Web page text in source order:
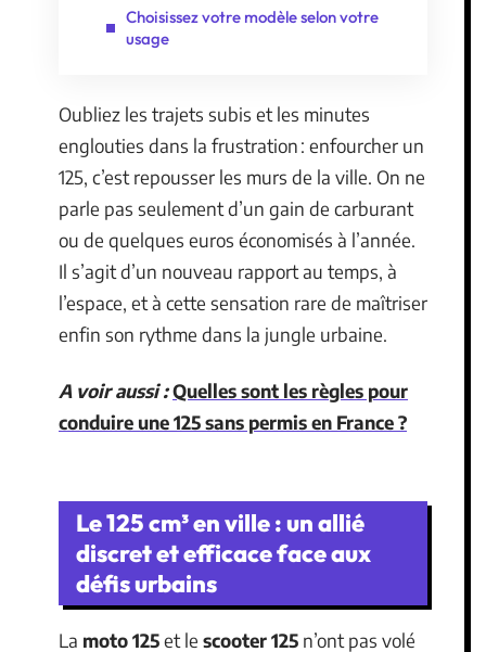
Choisissez votre modèle selon votre
usage
Oubliez les trajets subis et les minutes
englouties dans la frustration : enfourcher un
125, c’est repousser les murs de la ville. On ne
parle pas seulement d’un gain de carburant
ou de quelques euros économisés à l’année.
Il s’agit d’un nouveau rapport au temps, à
l’espace, et à cette sensation rare de maîtriser
enfin son rythme dans la jungle urbaine.
A voir aussi :Quelles sont les règles pour
conduire une 125 sans permis en France ?
Le 125 cm³ en ville : un allié
discret et efficace face aux
défis urbains
La moto 125et le scooter 125 n’ont pas volé